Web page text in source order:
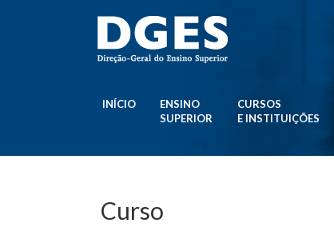
INÍCIO
ENSINO
SUPERIOR
CURSOS
E INSTITUIÇÕES
Curso